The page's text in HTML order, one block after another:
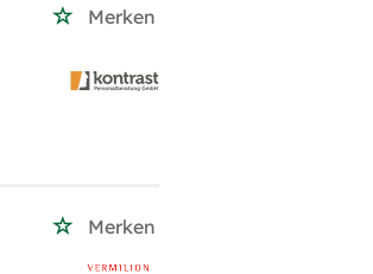
Merken
Merken